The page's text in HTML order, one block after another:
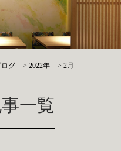
ログ >2022年 >2月
一覧